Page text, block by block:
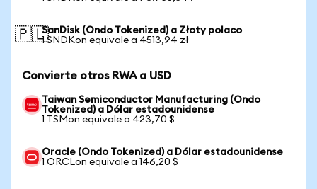
🇵🇱SanDisk (Ondo Tokenized) a Złoty polaco
1 SNDKon equivale a 4513,94 zł
Convierte otros RWA a USD
Taiwan Semiconductor Manufacturing (Ondo
Tokenized) a Dólar estadounidense
1 TSMon equivale a 423,70 $
Oracle (Ondo Tokenized) a Dólar estadounidense
1 ORCLon equivale a 146,20 $